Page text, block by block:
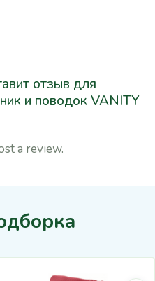
отзыв для
и поводок VANITY
a review.